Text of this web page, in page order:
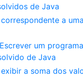
de Java
a
um
de Java
a soma dos